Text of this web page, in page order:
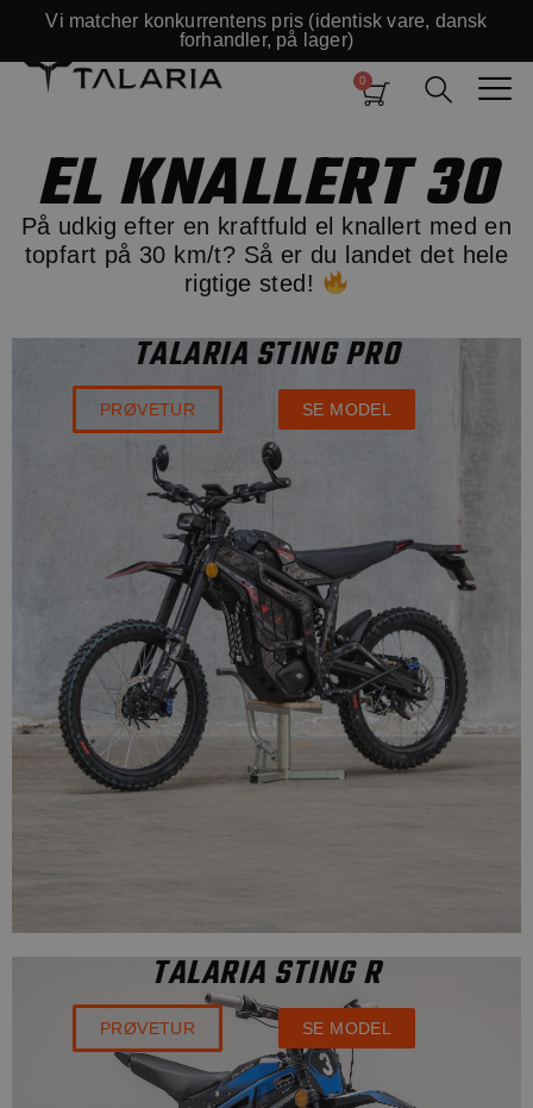
Vi matcher konkurrentens pris (identisk vare, dansk
forhandler, på lager)
EL KNALLERT 30
På udkig efter en kraftfuld el knallert med en
topfart på 30 km/t? Så er du landet det hele
rigtige sted!
TALARIA STING PRO
PRØVETUR SE MODEL
TALARIA STING R
PRØVETUR SE MODEL